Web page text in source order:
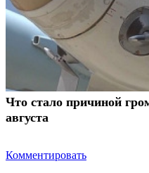
Что стало причиной
августа
Комментировать